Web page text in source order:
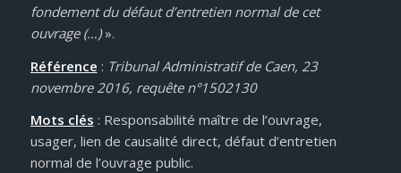
fondement du défaut d’entretien normal de cet
ouvrage (…)».
Référence : Tribunal Administratif de Caen, 23
novembre 2016, requête n°1502130
Mots clés : Responsabilité maître de l’ouvrage,
usager, lien de causalité direct, défaut d’entretien
normal de l’ouvrage public.